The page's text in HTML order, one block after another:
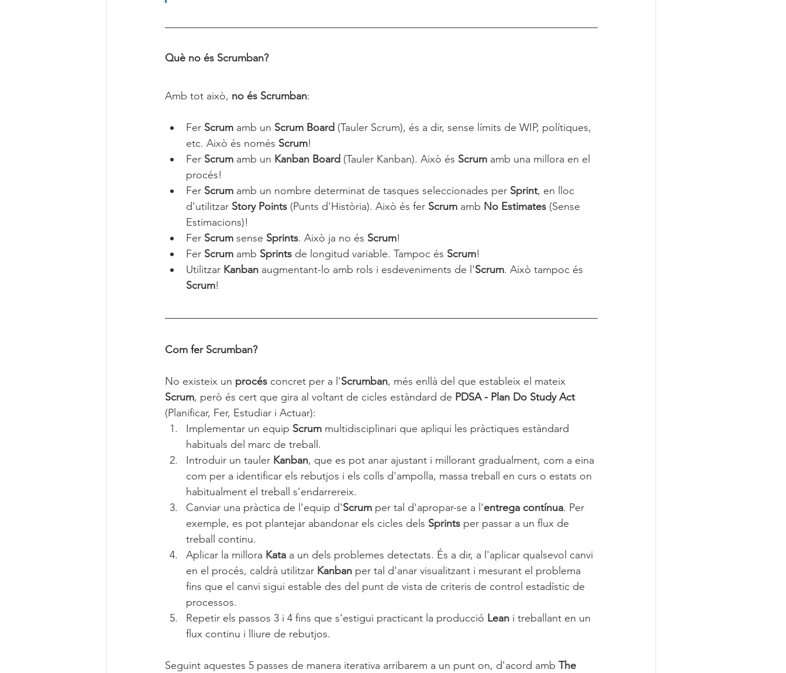
Què no és Scrumban?
Amb tot això, no és Scrumban:
Fer Scrum amb un Scrum Board (Tauler Scrum), és a dir, sense límits de WIP, polítiques,
etc. Això és només Scrum!
Fer Scrum amb un Kanban Board (Tauler Kanban). Això és Scrum amb una millora en el
procés!
Fer Scrum amb un nombre determinat de tasques seleccionades per Sprint, en lloc
d'utilitzar Story Points (Punts d'Història). Això és fer Scrum amb No Estimates (Sense
Estimacions)!
Fer Scrum sense Sprints. Això ja no és Scrum!
Fer Scrum amb Sprints de longitud variable. Tampoc és Scrum!
Utilitzar Kanban augmentant-lo amb rols i esdeveniments de l'Scrum. Això tampoc és
Scrum!
Com fer Scrumban?
No existeix un procés concret per a l'Scrumban, més enllà del que estableix el mateix
Scrum, però és cert que gira al voltant de cicles estàndard de PDSA - Plan Do Study Act
(Planificar, Fer, Estudiar i Actuar):
Implementar un equip Scrum multidisciplinari que apliqui les pràctiques estàndard
habituals del marc de treball.
Introduir un tauler Kanban, que es pot anar ajustant i millorant gradualment, com a eina
com per a identificar els rebutjos i els colls d'ampolla, massa treball en curs o estats on
habitualment el treball s'endarrereix.
Canviar una pràctica de l'equip d'Scrum per tal d'apropar-se a l'entrega contínua. Per
exemple, es pot plantejar abandonar els cicles dels Sprints per passar a un flux de
treball continu.
Aplicar la millora Kata a un dels problemes detectats. És a dir, a l'aplicar qualsevol canvi
en el procés, caldrà utilitzar Kanban per tal d'anar visualitzant i mesurant el problema
fins que el canvi sigui estable des del punt de vista de criteris de control estadístic de
processos.
Repetir els passos 3 i 4 fins que s'estigui practicant la producció Lean i treballant en un
flux continu i lliure de rebutjos.
Seguint aquestes 5 passes de manera iterativa arribarem a un punt on, d'acord amb The